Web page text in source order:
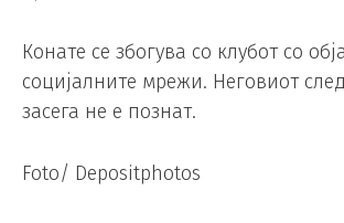
Конате се збогува со клубот со
социјалните мрежи. Неговиот
засега не е познат.
Foto/ Depositphotos